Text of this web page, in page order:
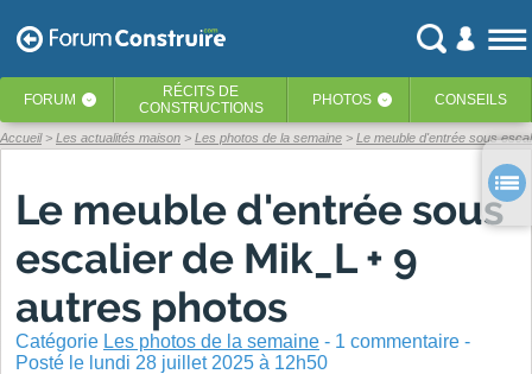
FORUM ‹ RÉCITS DE
CONSTRUCTIONS
PHOTOS ‹ CONSEILS
Accueil Les actualités maison Les photos de la semaine Le meuble d'entrée sous
Le meuble d'entrée sous
escalier de Mik_L + 9
autres photos
Catégorie Les photos de la semaine - 1 commentaire -
Posté le lundi 28 juillet 2025 à 12h50